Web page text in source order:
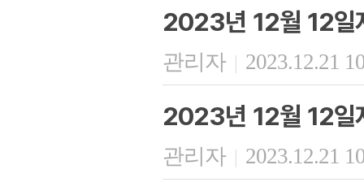
2023년 12월 12일
관리자 | 2023.12.21
2023년 12월 12일
관리자 | 2023.12.21